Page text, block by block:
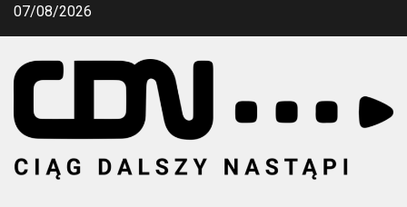
Przejdź
07/08/2026